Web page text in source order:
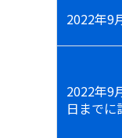
2022年9
2022年9
日までに